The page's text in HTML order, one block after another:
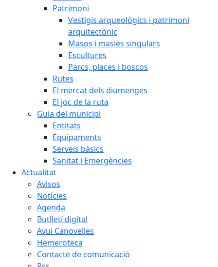
Patrimoni
Vestigis arqueològics i patrimoni
arquitectònic
Masos i masies singulars
Escultures
Parcs, places i boscos
Rutes
El mercat dels diumenges
El joc de la ruta
Guia del municipi
Entitats
Equipaments
Serveis bàsics
Sanitat i Emergències
Actualitat
Avisos
Notícies
Agenda
Butlletí digital
Avui Canovelles
Hemeroteca
Contacte de comunicació